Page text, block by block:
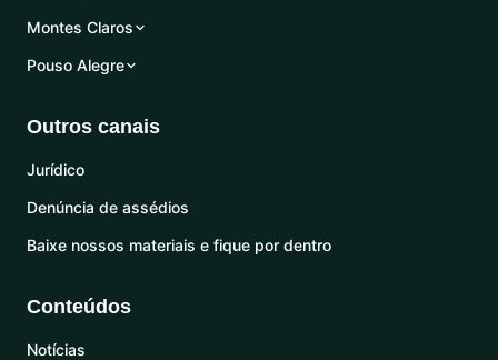
Montes Claros
Pouso Alegre
Outros canais
Jurídico
Denúncia de assédios
Baixe nossos materiais e fique por dentro
Conteúdos
Notícias